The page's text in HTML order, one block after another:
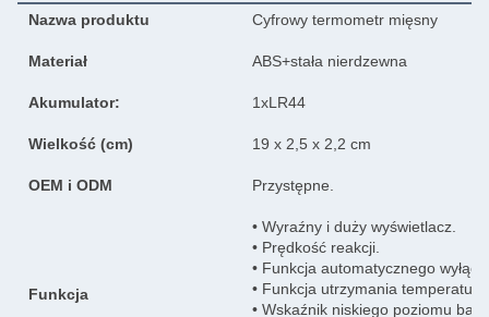
Nazwa produktu
Cyfrowy termometr mięsny
Materiał ABS+stała nierdzewna
Akumulator: 1xLR44
Wielkość (cm) 19 x 2,5 x 2,2 cm
OEM i ODM Przystępne.
Funkcja
• Wyraźny i duży wyświetlacz.
• Prędkość reakcji.
• Funkcja automatycznego
• Funkcja utrzymania temperatury.
• Wskaźnik niskiego poziomu